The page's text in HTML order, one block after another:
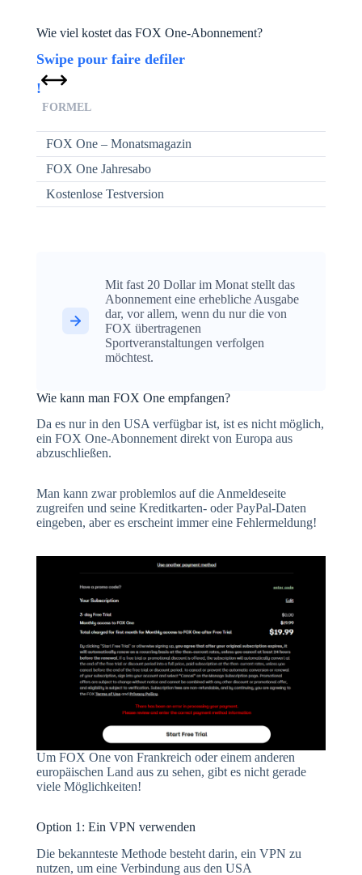
Wie viel kostet das FOX One-Abonnement?
FORMEL
FOX One – Monatsmagazin
FOX One Jahresabo
Kostenlose Testversion
Mit fast 20 Dollar im Monat stellt das
Abonnement eine erhebliche Ausgabe
dar, vor allem, wenn du nur die von
FOX übertragenen
Sportveranstaltungen verfolgen
möchtest.
Wie kann man FOX One empfangen?
Da es nur in den USA verfügbar ist, ist es nicht möglich,
ein FOX One-Abonnement direkt von Europa aus
abzuschließen.
Man kann zwar problemlos auf die Anmeldeseite
zugreifen und seine Kreditkarten- oder PayPal-Daten
eingeben, aber es erscheint immer eine Fehlermeldung!
Um FOX One von Frankreich oder einem anderen
europäischen Land aus zu sehen, gibt es nicht gerade
viele Möglichkeiten!
Option 1: Ein VPN verwenden
Die bekannteste Methode besteht darin, ein VPN zu
nutzen, um eine Verbindung aus den USA